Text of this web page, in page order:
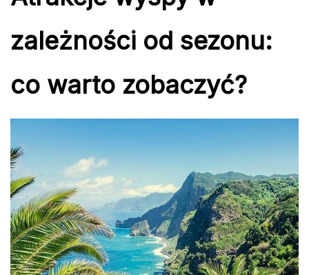
zależności od sezonu:
co warto zobaczyć?